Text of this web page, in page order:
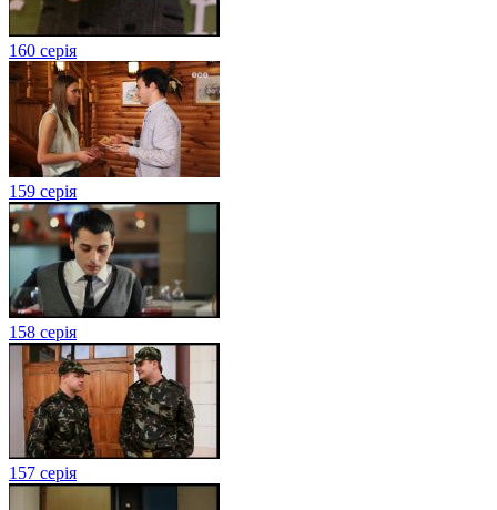
160 серія
159 серія
158 серія
157 серія